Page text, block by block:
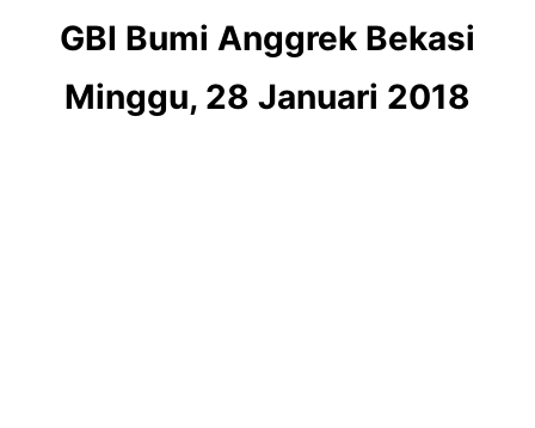
GBI Bumi Anggrek Bekasi
Minggu, 28 Januari 2018